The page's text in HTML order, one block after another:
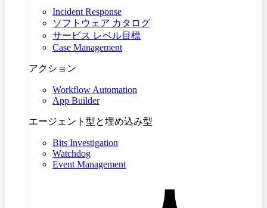
Incident Response
ソフトウェア カタログ
サービス レベル目標
Case Management
アクション
Workflow Automation
App Builder
エージェント型と埋め込み型
Bits Investigation
Watchdog
Event Management